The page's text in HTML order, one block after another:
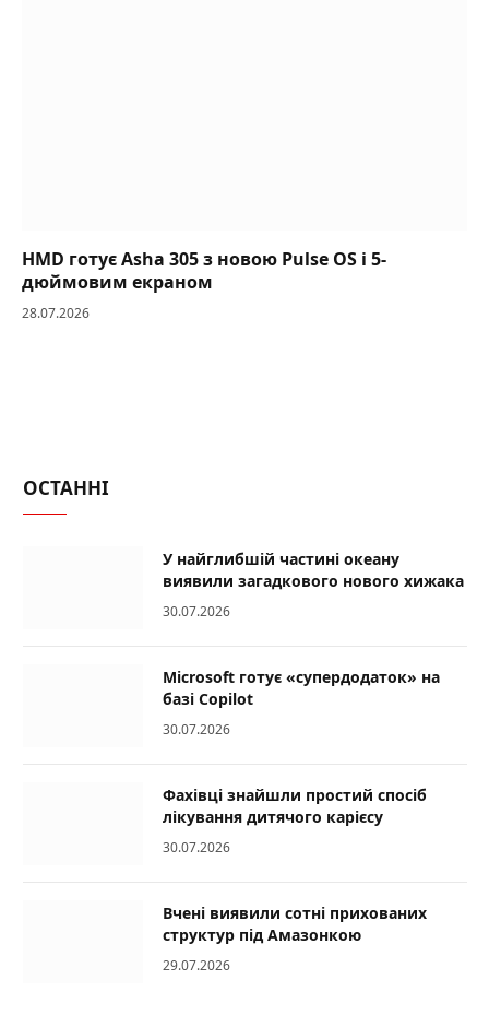
HMD готує Asha 305 з новою Pulse OS і 5-
дюймовим екраном
28.07.2026
ОСТАННІ
У найглибшій частині океану
виявили загадкового нового хижака
30.07.2026
Microsoft готує «супердодаток» на
базі Copilot
30.07.2026
Фахівці знайшли простий спосіб
лікування дитячого карієсу
30.07.2026
Вчені виявили сотні прихованих
структур під Амазонкою
29.07.2026